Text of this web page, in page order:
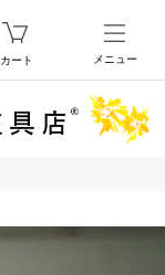
カート メニュー